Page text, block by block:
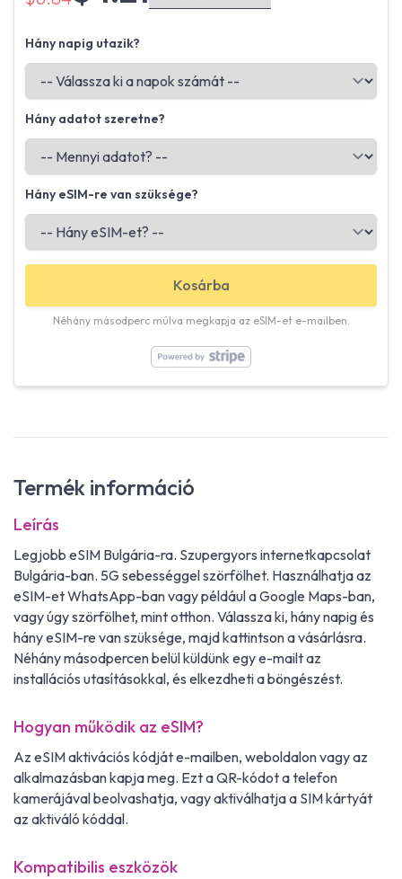
Hány napig utazik?
Hány adatot szeretne?
Hány eSIM-re van szüksége?
Kosárba
Néhány másodperc múlva megkapja az eSIM-et e-mailben.
Termék információ
Leírás
Legjobb eSIM Bulgária-ra. Szupergyors internetkapcsolat
Bulgária-ban. 5G sebességgel szörfölhet. Használhatja az
eSIM-et WhatsApp-ban vagy például a Google Maps-ban,
vagy úgy szörfölhet, mint otthon. Válassza ki, hány napig és
hány eSIM-re van szüksége, majd kattintson a vásárlásra.
Néhány másodpercen belül küldünk egy e-mailt az
installációs utasításokkal, és elkezdheti a böngészést.
Hogyan működik az eSIM?
Az eSIM aktivációs kódját e-mailben, weboldalon vagy az
alkalmazásban kapja meg. Ezt a QR-kódot a telefon
kamerájával beolvashatja, vagy aktiválhatja a SIM kártyát
az aktiváló kóddal.
Kompatibilis eszközök